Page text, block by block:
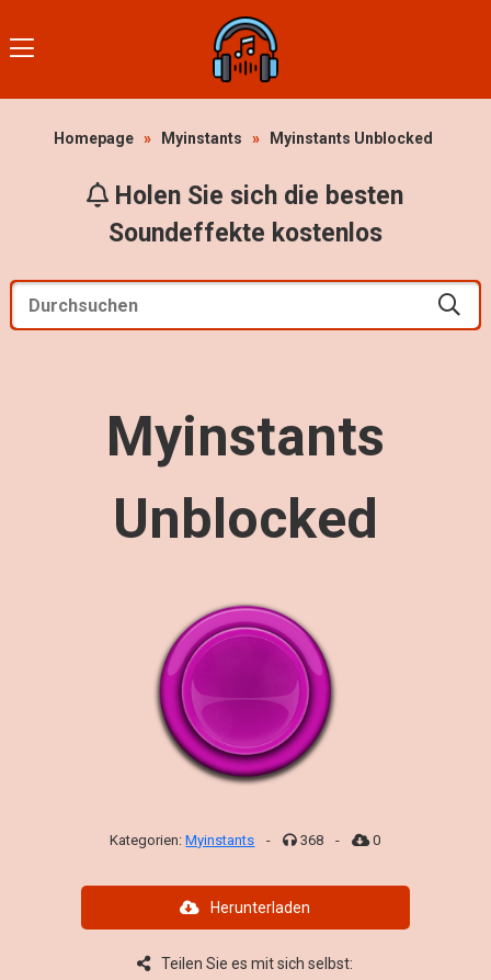
Homepage » Myinstants » Myinstants Unblocked
Holen Sie sich die besten
Soundeffekte kostenlos
Myinstants
Unblocked
Kategorien:Myinstants - 368 - 0
Herunterladen
Teilen Sie es mit sich selbst: